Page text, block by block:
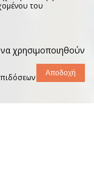
του
να χρησιμοποιηθούν